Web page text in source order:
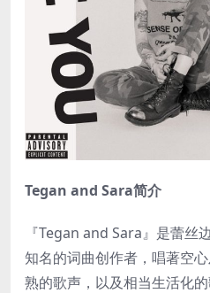
Tegan and Sara简介
『Tegan and Sara』是蕾丝
知名的词曲创作者，唱著空
熟的歌声，以及相当生活化